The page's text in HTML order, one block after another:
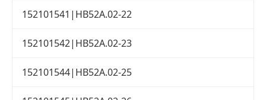
152101541|HB52A.02-22
152101542|HB52A.02-23
152101544|HB52A.02-25